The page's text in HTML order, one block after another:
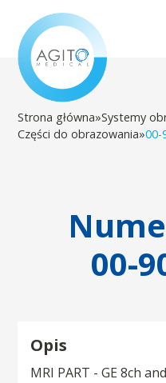
Strona główna»Systemy
Części do obrazowania»00-
00-
Opis
MRI PART - GE 8ch